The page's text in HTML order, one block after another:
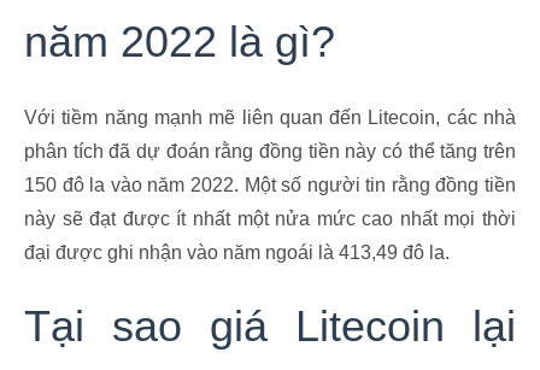
năm 2022 là gì?
Với tiềm năng mạnh mẽ liên quan đến Litecoin, các nhà
phân tích đã dự đoán rằng đồng tiền này có thể tăng trên
150 đô la vào năm 2022. Một số người tin rằng đồng tiền
này sẽ đạt được ít nhất một nửa mức cao nhất mọi thời
đại được ghi nhận vào năm ngoái là 413,49 đô la.
Tại sao giá Litecoin lại